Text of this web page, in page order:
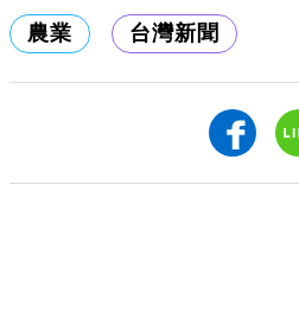
農業 台灣新聞